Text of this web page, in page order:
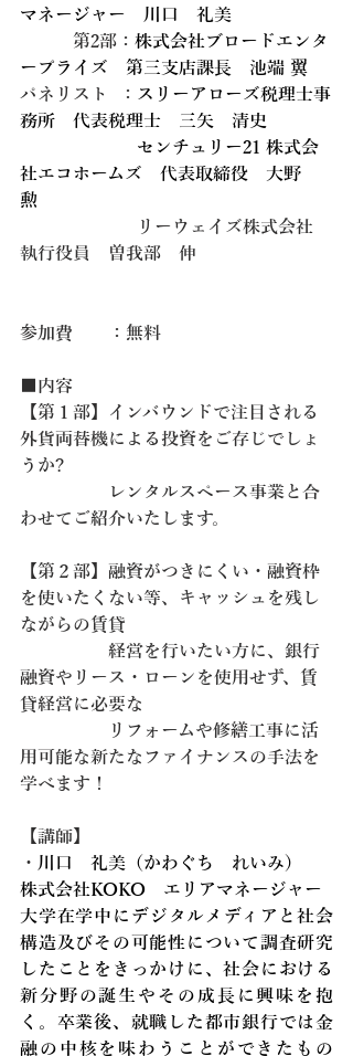
マネージャー　川口　礼美
第2部： 株式会社ブロードエンタ
ープライズ　第三支店課長　池端 翼
パネリスト  ： スリーアローズ税理士事
務所　代表税理士　三矢　清史
センチュリー21 株式会
社エコホームズ　代表取締役
大野
勲
リーウェイズ株式会社
執行役員　曽我部　伸
参加費　　：無料
■内容
【第１部】インバウンドで注目される
外貨両替機による投資をご存じでしょ
うか?
レンタルスペース事業と合
わせてご紹介いたします。
【第２部】融資がつきにくい・融資枠
を使いたくない等、キャッシュを残し
ながらの賃貸
経営を行いたい方に、銀行
融資やリース・ローンを使用せず、賃
貸経営に必要な
リフォームや修繕工事に活
用可能な新たなファイナンスの手法を
学べます！
【講師】
・ 川口　礼美（かわぐち　れいみ）
株式会社KOKO　エリアマネージャー
大学在学中にデジタルメディアと社会
構造及びその可能性について調査研究
したことをきっかけに、社会における
新分野の誕生やその成長に興味を抱
く。卒業後、就職した都市銀行では金
融の中核を味わうことができたもの